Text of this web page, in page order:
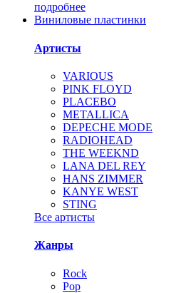
подробнее
Виниловые пластинки
Артисты
VARIOUS
PINK FLOYD
PLACEBO
METALLICA
DEPECHE MODE
RADIOHEAD
THE WEEKND
LANA DEL REY
HANS ZIMMER
KANYE WEST
STING
Все артисты
Жанры
Rock
Pop